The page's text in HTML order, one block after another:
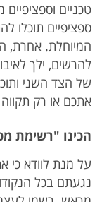
טכניים וספציפיים
ספציפיים תוכלו
המיוחלת. אחרת,
להרשים, ילך
של הצד השני
אתכם או רק
הכינו "רשימת
על מנת לוודא כי
נגעתם בכל